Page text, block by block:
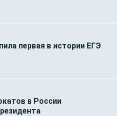
первая в истории ЕГЭ
в России